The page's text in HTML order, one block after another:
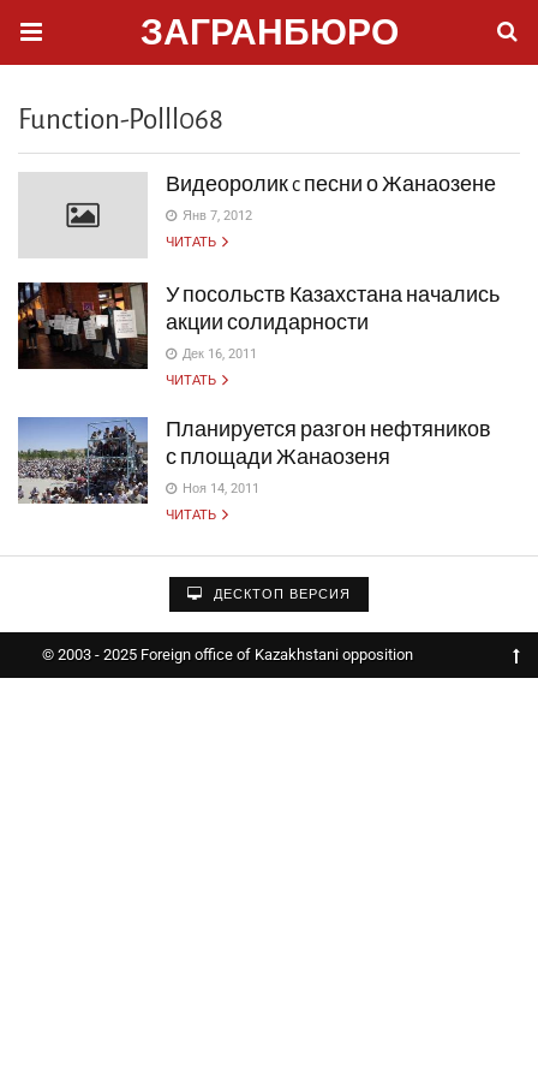
ЗАГРАНБЮРО
Function-Polll068
Видеоролик c песни о Жанаозене
Янв 7, 2012
ЧИТАТЬ
У посольств Казахстана начались
акции солидарности
Дек 16, 2011
ЧИТАТЬ
Планируется разгон нефтяников
с площади Жанаозеня
Ноя 14, 2011
ЧИТАТЬ
ДЕСКТОП ВЕРСИЯ
© 2003 - 2025 Foreign office of Kazakhstani opposition